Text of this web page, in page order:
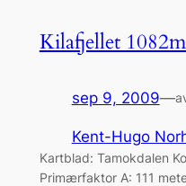
Kilafjellet
sep 9, 2009—
Kent-Hugo
Kartblad: Tamokdalen
Primærfaktor A: 111